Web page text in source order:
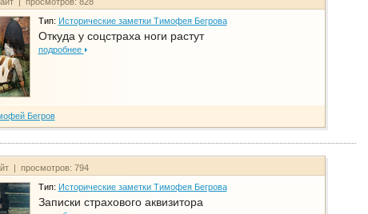
Тип: Исторические заметки Тимофея Бегрова
Откуда у соцстраха ноги растут
подробнее
Бегров
| просмотров: 794
Тип: Исторические заметки Тимофея Бегрова
Записки страхового аквизитора